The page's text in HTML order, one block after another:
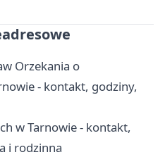
Orzekania o
- kontakt, godziny,
w Tarnowie - kontakt,
i rodzinna